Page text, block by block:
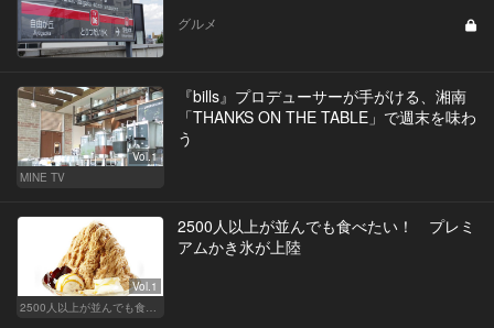
グルメ
Vol.1
MINE TV
『bills』プロデューサーが手がける、湘南
「THANKS ON THE TABLE」で週末を味わ
う
Vol.1
2500人以上が並んでも食べたい！ プレミアムかき氷が上陸
2500人以上が並んでも食べたい！ プレミ
アムかき氷が上陸